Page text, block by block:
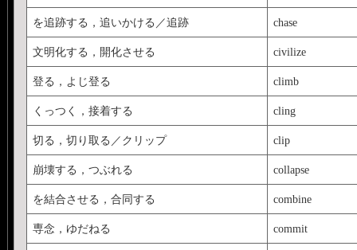
を追跡する，追いかける／追跡 chase
文明化する，開化させる civilize
登る，よじ登る climb
くっつく，接着する cling
切る，切り取る／クリップ clip
崩壊する，つぶれる collapse
を結合させる，合同する combine
専念，ゆだねる commit